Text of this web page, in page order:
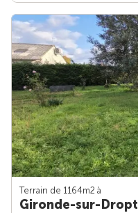
Terrain de 1164m2 à
Gironde-sur-Dropt